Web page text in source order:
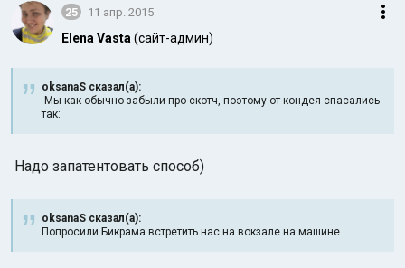
25 11 апр. 2015
Elena Vasta (сайт-админ)
oksanaS сказал(а):
Мы как обычно забыли про скотч, поэтому от кондея спасались
так:
Надо запатентовать способ)
oksanaS сказал(а):
Попросили Бикрама встретить нас на вокзале на машине.